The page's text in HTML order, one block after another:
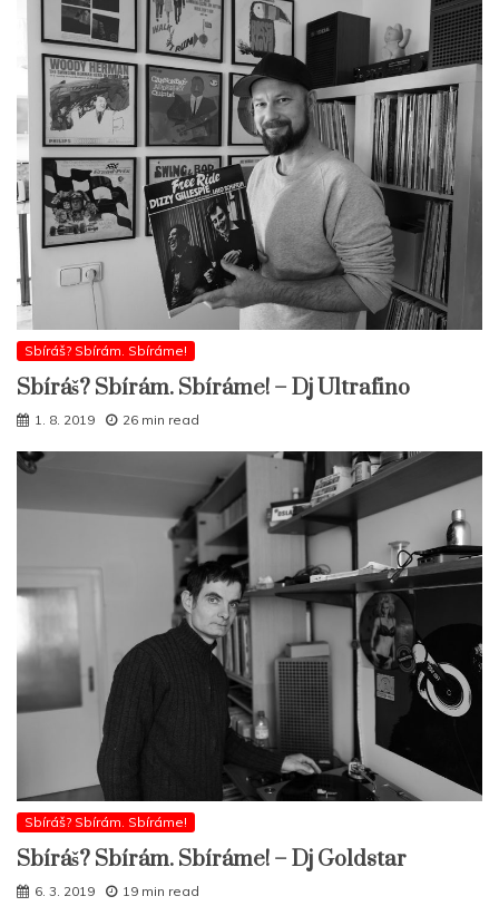
Sbíráš? Sbírám. Sbíráme!
Sbíráš? Sbírám. Sbíráme! – Dj Ultrafino
1. 8. 2019 26 min read
Sbíráš? Sbírám. Sbíráme!
Sbíráš? Sbírám. Sbíráme! – Dj Goldstar
6. 3. 2019 19 min read